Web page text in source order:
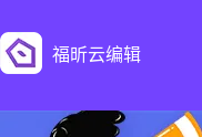
福昕云编辑